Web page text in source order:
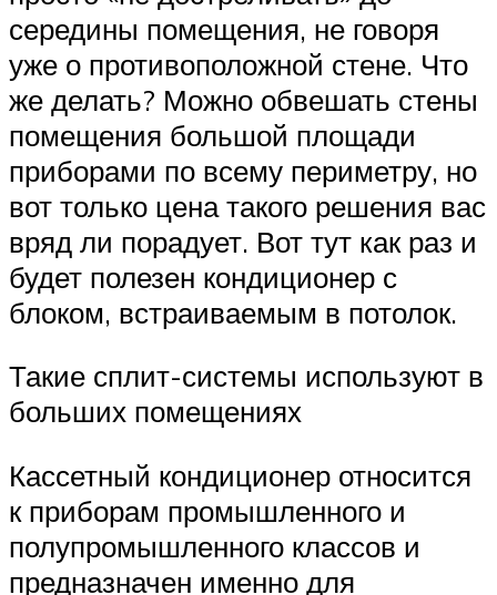
середины помещения, не говоря
уже о противоположной стене. Что
же делать? Можно обвешать стены
помещения большой площади
приборами по всему периметру, но
вот только цена такого решения вас
вряд ли порадует. Вот тут как раз и
будет полезен кондиционер с
блоком, встраиваемым в потолок.
Такие сплит-системы используют в
больших помещениях
Кассетный кондиционер относится
к приборам промышленного и
полупромышленного классов и
предназначен именно для